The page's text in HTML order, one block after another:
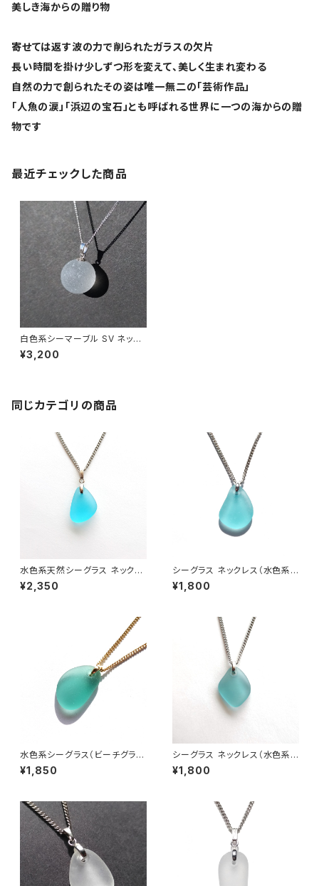
美しき海からの贈り物
寄せては返す波の力で削られたガラスの欠片
長い時間を掛け少しずつ形を変えて、美しく生まれ変わる
自然の力で創られたその姿は唯一無二の「芸術作品」
「人魚の涙」「浜辺の宝石」とも呼ばれる世界に一つの海からの贈
物です
最近チェックした商品
白色系シーマーブル SV ネック
レス BN-85
¥3,200
同じカテゴリの商品
水色系天然シーグラス ネックレ
ス BN-95
¥2,350
シーグラス ネックレス（水色系）
BN-91
¥1,800
水色系シーグラス（ビーチグラ
ス） ネックレス BN-94
¥1,850
シーグラス ネックレス（水色系）
MN-33
¥1,800